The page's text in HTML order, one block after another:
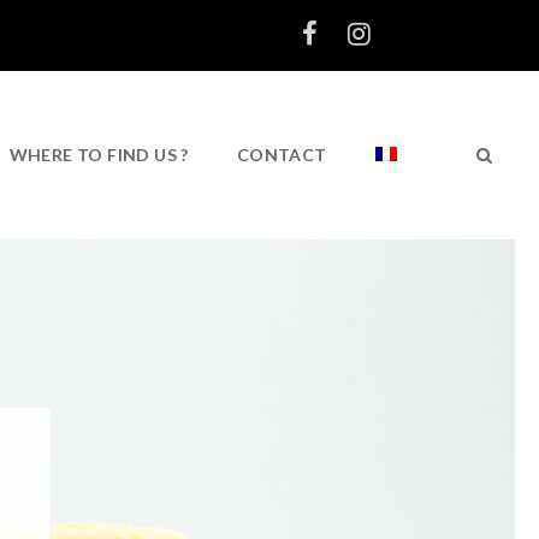
WHERE TO FIND US ? CONTACT